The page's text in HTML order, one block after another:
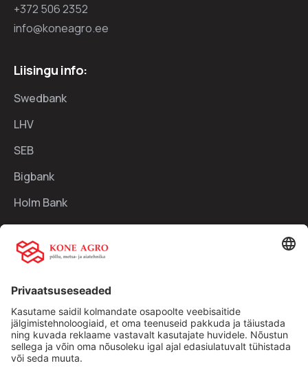
+372 506 2352
info@koneagro.ee
Liisingu info:
Swedbank
LHV
SEB
Bigbank
Holm Bank
Kiirlingid:
Traktorid
Kasutatud tehnika
Kontakt